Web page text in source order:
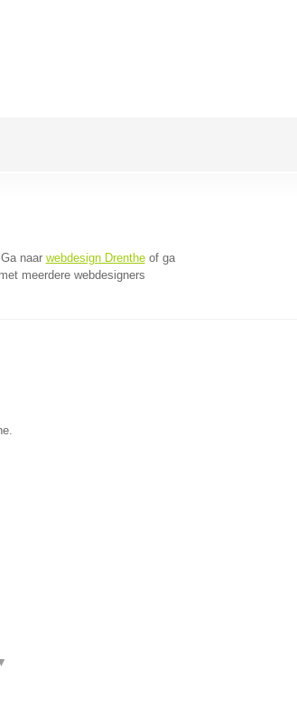
naar webdesign Drentheof ga
meerdere webdesigners